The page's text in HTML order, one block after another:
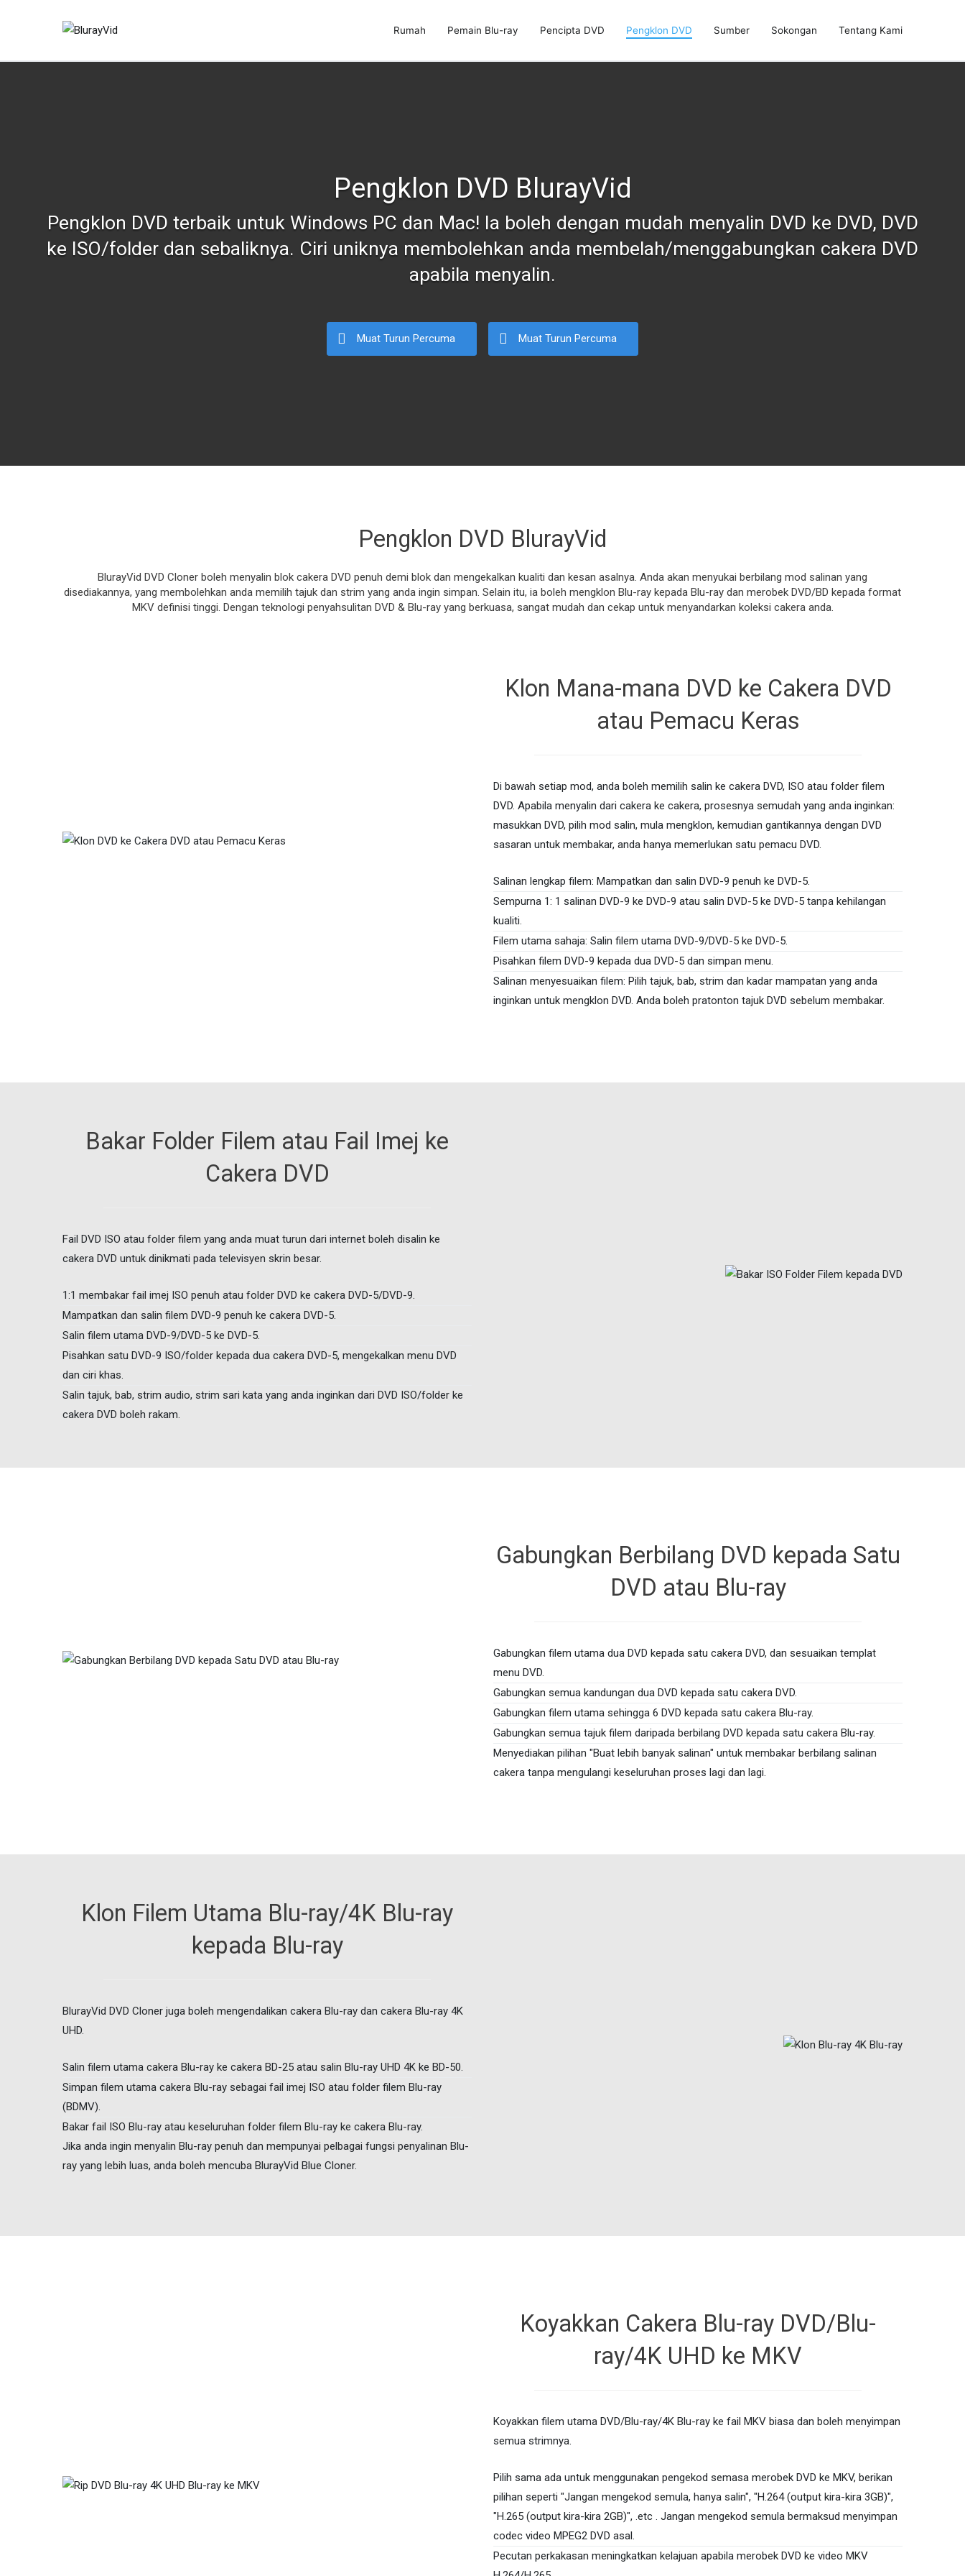
Rumah Pemain Blu-ray Pencipta DVD Pengklon DVD Sumber Sokongan Tentang Kami
Pengklon DVD BlurayVid
Pengklon DVD terbaik untuk Windows PC dan Mac! Ia boleh dengan mudah menyalin DVD ke DVD, DVD
ke ISO/folder dan sebaliknya. Ciri uniknya membolehkan anda membelah/menggabungkan cakera DVD
apabila menyalin.
Muat Turun Percuma Muat Turun Percuma
Pengklon DVD BlurayVid
BlurayVid DVD Cloner boleh menyalin blok cakera DVD penuh demi blok dan mengekalkan kualiti dan kesan asalnya. Anda akan menyukai berbilang mod salinan yang
disediakannya, yang membolehkan anda memilih tajuk dan strim yang anda ingin simpan. Selain itu, ia boleh mengklon Blu-ray kepada Blu-ray dan merobek DVD/BD kepada format
MKV definisi tinggi. Dengan teknologi penyahsulitan DVD & Blu-ray yang berkuasa, sangat mudah dan cekap untuk menyandarkan koleksi cakera anda.
Klon Mana-mana DVD ke Cakera DVD
atau Pemacu Keras
Di bawah setiap mod, anda boleh memilih salin ke cakera DVD, ISO atau folder filem
DVD. Apabila menyalin dari cakera ke cakera, prosesnya semudah yang anda inginkan:
masukkan DVD, pilih mod salin, mula mengklon, kemudian gantikannya dengan DVD
sasaran untuk membakar, anda hanya memerlukan satu pemacu DVD.
Salinan lengkap filem: Mampatkan dan salin DVD-9 penuh ke DVD-5.
Sempurna 1: 1 salinan DVD-9 ke DVD-9 atau salin DVD-5 ke DVD-5 tanpa kehilangan
kualiti.
Filem utama sahaja: Salin filem utama DVD-9/DVD-5 ke DVD-5.
Pisahkan filem DVD-9 kepada dua DVD-5 dan simpan menu.
Salinan menyesuaikan filem: Pilih tajuk, bab, strim dan kadar mampatan yang anda
inginkan untuk mengklon DVD. Anda boleh pratonton tajuk DVD sebelum membakar.
Bakar Folder Filem atau Fail Imej ke
Cakera DVD
Fail DVD ISO atau folder filem yang anda muat turun dari internet boleh disalin ke
cakera DVD untuk dinikmati pada televisyen skrin besar.
1:1 membakar fail imej ISO penuh atau folder DVD ke cakera DVD-5/DVD-9.
Mampatkan dan salin filem DVD-9 penuh ke cakera DVD-5.
Salin filem utama DVD-9/DVD-5 ke DVD-5.
Pisahkan satu DVD-9 ISO/folder kepada dua cakera DVD-5, mengekalkan menu DVD
dan ciri khas.
Salin tajuk, bab, strim audio, strim sari kata yang anda inginkan dari DVD ISO/folder ke
cakera DVD boleh rakam.
Gabungkan Berbilang DVD kepada Satu
DVD atau Blu-ray
Gabungkan filem utama dua DVD kepada satu cakera DVD, dan sesuaikan templat
menu DVD.
Gabungkan semua kandungan dua DVD kepada satu cakera DVD.
Gabungkan filem utama sehingga 6 DVD kepada satu cakera Blu-ray.
Gabungkan semua tajuk filem daripada berbilang DVD kepada satu cakera Blu-ray.
Menyediakan pilihan "Buat lebih banyak salinan" untuk membakar berbilang salinan
cakera tanpa mengulangi keseluruhan proses lagi dan lagi.
Klon Filem Utama Blu-ray/4K Blu-ray
kepada Blu-ray
BlurayVid DVD Cloner juga boleh mengendalikan cakera Blu-ray dan cakera Blu-ray 4K
UHD.
Salin filem utama cakera Blu-ray ke cakera BD-25 atau salin Blu-ray UHD 4K ke BD-50.
Simpan filem utama cakera Blu-ray sebagai fail imej ISO atau folder filem Blu-ray
(BDMV).
Bakar fail ISO Blu-ray atau keseluruhan folder filem Blu-ray ke cakera Blu-ray.
Jika anda ingin menyalin Blu-ray penuh dan mempunyai pelbagai fungsi penyalinan Blu-
ray yang lebih luas, anda boleh mencuba BlurayVid Blue Cloner.
Koyakkan Cakera Blu-ray DVD/Blu-
ray/4K UHD ke MKV
Koyakkan filem utama DVD/Blu-ray/4K Blu-ray ke fail MKV biasa dan boleh menyimpan
semua strimnya.
Pilih sama ada untuk menggunakan pengekod semasa merobek DVD ke MKV, berikan
pilihan seperti "Jangan mengekod semula, hanya salin", "H.264 (output kira-kira 3GB)",
"H.265 (output kira-kira 2GB)", .etc . Jangan mengekod semula bermaksud menyimpan
codec video MPEG2 DVD asal.
Pecutan perkakasan meningkatkan kelajuan apabila merobek DVD ke video MKV